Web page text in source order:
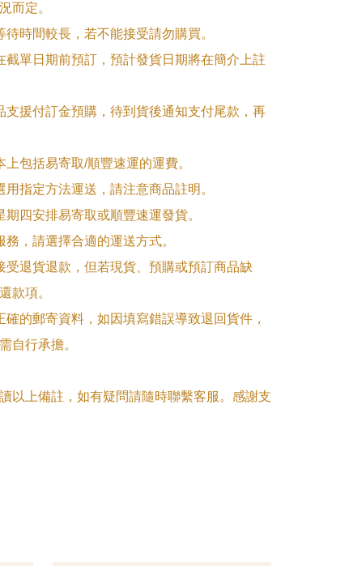
而定。
待時間較長，若不能接受請勿購買。
截單日期前預訂，預計發貨日期將在簡介上註
支援付訂金預購，待到貨後通知支付尾款，再
上包括易寄取/順豐速運的運費。
用指定方法運送，請注意商品註明。
期四安排易寄取或順豐速運發貨。
務，請選擇合適的運送方式。
受退貨退款，但若現貨、預購或預訂商品缺
款項。
確的郵寄資料，如因填寫錯誤導致退回貨件，
自行承擔。
以上備註，如有疑問請隨時聯繫客服。感謝支